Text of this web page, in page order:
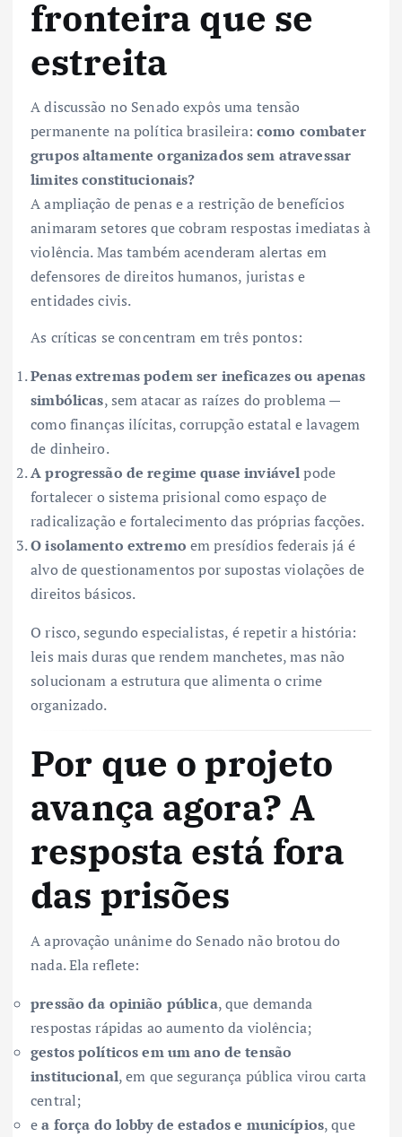
fronteira que se
estreita
A discussão no Senado expôs uma tensão
permanente na política brasileira:como combater
grupos altamente organizados sem atravessar
limites constitucionais?
A ampliação de penas e a restrição de benefícios
animaram setores que cobram respostas imediatas à
violência. Mas também acenderam alertas em
defensores de direitos humanos, juristas e
entidades civis.
As críticas se concentram em três pontos:
Penas extremas podem ser ineficazes ou apenas
simbólicas, sem atacar as raízes do problema —
como finanças ilícitas, corrupção estatal e lavagem
de dinheiro.
A progressão de regime quase inviávelpode
fortalecer o sistema prisional como espaço de
radicalização e fortalecimento das próprias facções.
O isolamento extremo em presídios federais já é
alvo de questionamentos por supostas violações de
direitos básicos.
O risco, segundo especialistas, é repetir a história:
leis mais duras que rendem manchetes, mas não
solucionam a estrutura que alimenta o crime
organizado.
Por que o projeto
avança agora? A
resposta está fora
das prisões
A aprovação unânime do Senado não brotou do
nada. Ela reflete:
pressão da opinião pública, que demanda
respostas rápidas ao aumento da violência;
gestos políticos em um ano de tensão
institucional, em que segurança pública virou carta
central;
ea força do lobby de estados e municípios, que